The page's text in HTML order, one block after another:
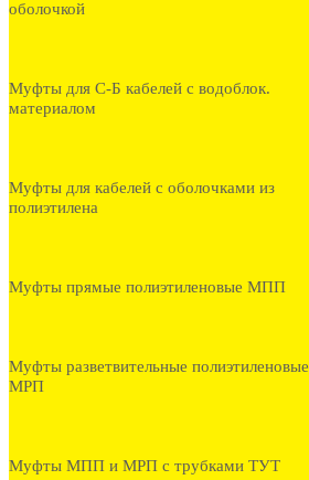
оболочкой
Муфты для С-Б кабелей с водоблок.
материалом
Муфты для кабелей с оболочками из
полиэтилена
Муфты прямые полиэтиленовые МПП
Муфты разветвительные полиэтиленовые
МРП
Муфты МПП и МРП с трубками ТУТ